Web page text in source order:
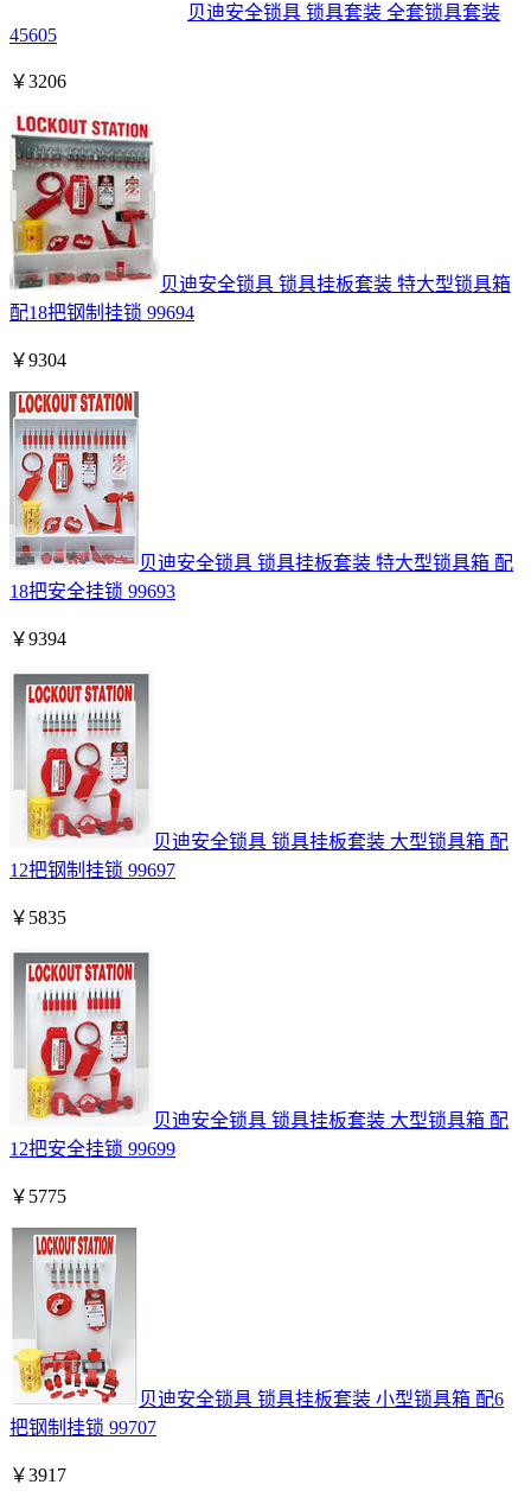
贝迪安全锁具 锁具套装 全套锁具套装
45605
￥3206
贝迪安全锁具 锁具挂板套装 特大型锁具箱
配18把钢制挂锁 99694
￥9304
贝迪安全锁具 锁具挂板套装 特大型锁具箱 配
18把安全挂锁 99693
￥9394
贝迪安全锁具 锁具挂板套装 大型锁具箱 配
12把钢制挂锁 99697
￥ 5835
贝迪安全锁具 锁具挂板套装 大型锁具箱 配
12把安全挂锁 99699
￥ 5775
贝迪安全锁具 锁具挂板套装 小型锁具箱 配6
把钢制挂锁 99707
￥3917